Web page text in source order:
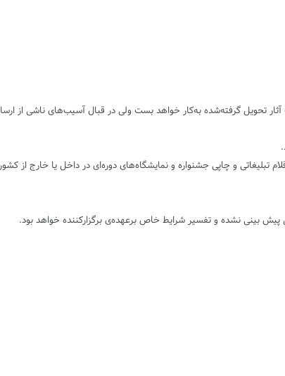
تحویل گرفته‌شده به‌کار خواهد بست ولی در قبال آسیب‌های ناشی از
تبلیغاتی و چاپی جشنواره و نمایشگاه‌های دوره‌ای در داخل یا خارج از
‌بینی نشده و تفسیر شرایط خاص برعهده‌ی برگزارکننده خواهد بود.